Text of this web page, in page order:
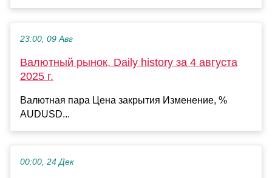
23:00, 09 Авг
Валютный рынок, Daily history за 4 августа
2025 г.
Валютная пара Цена закрытия Изменение, %
AUDUSD...
00:00, 24 Дек